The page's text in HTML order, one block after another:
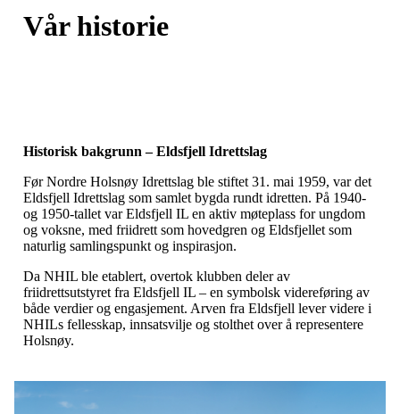
Vår historie
Historisk bakgrunn – Eldsfjell Idrettslag
Før Nordre Holsnøy Idrettslag ble stiftet 31. mai 1959, var det
Eldsfjell Idrettslag som samlet bygda rundt idretten. På 1940-
og 1950-tallet var Eldsfjell IL en aktiv møteplass for ungdom
og voksne, med friidrett som hovedgren og Eldsfjellet som
naturlig samlingspunkt og inspirasjon.
Da NHIL ble etablert, overtok klubben deler av
friidrettsutstyret fra Eldsfjell IL – en symbolsk videreføring av
både verdier og engasjement. Arven fra Eldsfjell lever videre i
NHILs fellesskap, innsatsvilje og stolthet over å representere
Holsnøy.